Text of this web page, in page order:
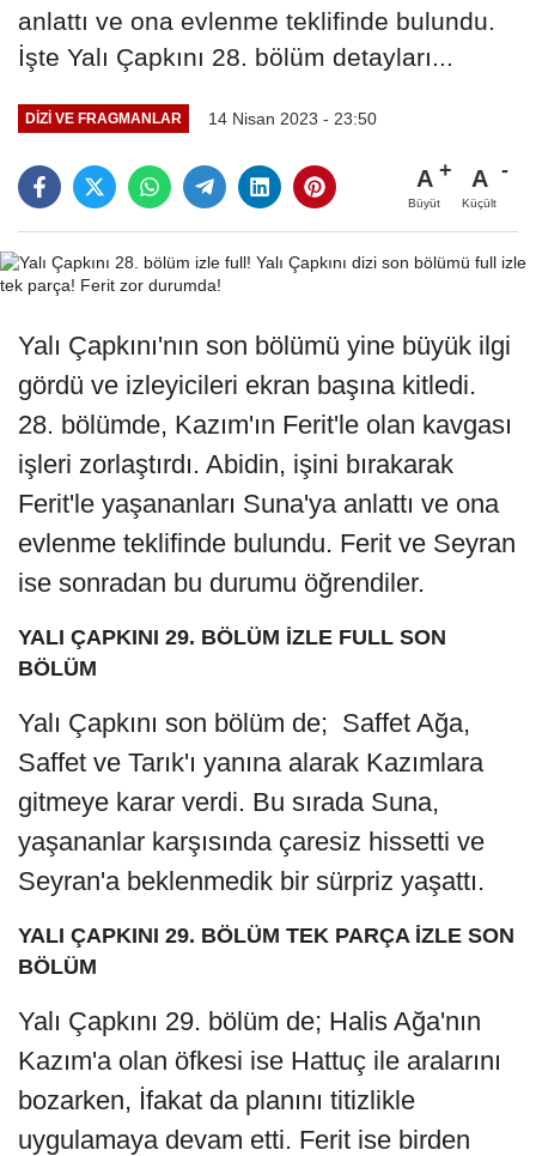
anlattı ve ona evlenme teklifinde bulundu.
İşte Yalı Çapkını 28. bölüm detayları...
DIZI VE FRAGMANLAR 14 Nisan 2023 - 23:50
A
Büyüt
A
Küçült
Yalı Çapkını'nın son bölümü yine büyük ilgi
gördü ve izleyicileri ekran başına kitledi.
28. bölümde, Kazım'ın Ferit'le olan kavgası
işleri zorlaştırdı. Abidin, işini bırakarak
Ferit'le yaşananları Suna'ya anlattı ve ona
evlenme teklifinde bulundu. Ferit ve Seyran
ise sonradan bu durumu öğrendiler.
YALI ÇAPKINI 29. BÖLÜM İZLE FULL SON
BÖLÜM
Yalı Çapkını son bölüm de; Saffet Ağa,
Saffet ve Tarık'ı yanına alarak Kazımlara
gitmeye karar verdi. Bu sırada Suna,
yaşananlar karşısında çaresiz hissetti ve
Seyran'a beklenmedik bir sürpriz yaşattı.
YALI ÇAPKINI 29. BÖLÜM TEK PARÇA İZLE SON
BÖLÜM
Yalı Çapkını 29. bölüm de; Halis Ağa'nın
Kazım'a olan öfkesi ise Hattuç ile aralarını
bozarken, İfakat da planını titizlikle
uygulamaya devam etti. Ferit ise birden